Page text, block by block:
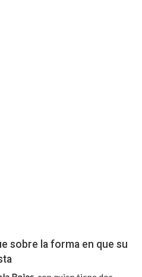
sobre la forma en que su